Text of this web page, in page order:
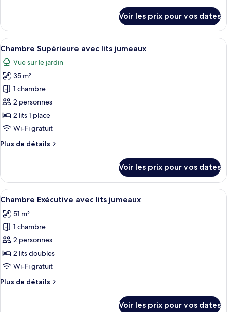
Supérieure
le
type
de
Chambre
Triple
Supérieure
Voir les prix pour vos dates
Afficher
toutes
les
photos
pour
ce
type
de
chambre :
Chambre
lits
jumeaux
Une chambre d’hôtel avec deux
5
Chambre Supérieure avec lits jumeaux
Vue sur le jardin
35 m²
1 chambre
2 personnes
2 lits 1 place
Wi-Fi gratuit
Plus de détails
Plus
le
type
de
Chambre
Supérieure
lits
jumeaux
Voir les prix pour vos dates
Afficher
toutes
les
photos
pour
ce
type
chambre :
Une chambre d’hôtel avec deux lits
4
Chambre Exécutive avec lits jumeaux
51 m²
1 chambre
2 personnes
2 lits doubles
Wi-Fi gratuit
Plus de détails
Plus
Voir les prix pour vos dates